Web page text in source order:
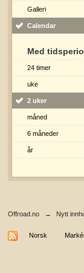
Galleri
Calendar
Med
24 timer
uke
2 uker
måned
6 måneder
år
Offroad.no → Nytt
Norsk